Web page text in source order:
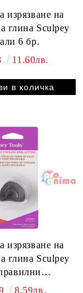
изрязване на
глина Sculpey
6 бр.
11.60лв.
изрязване на
глина Sculpey
3 бр.
8.59лв.